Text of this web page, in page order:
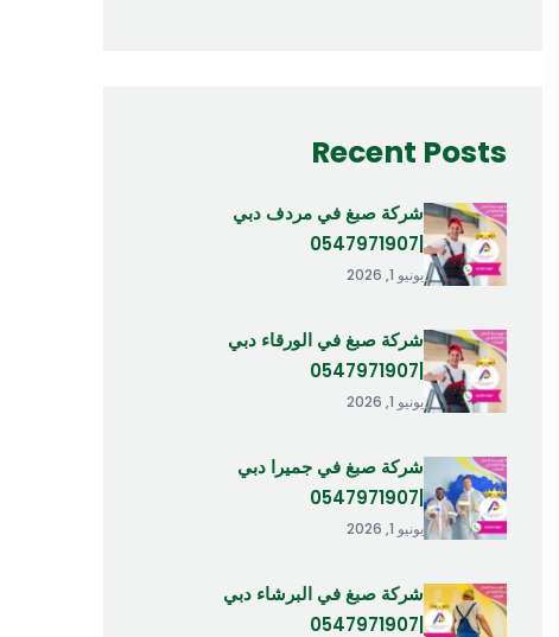
Recent Posts
شركة صبغ في مردف دبي
يونيو 1, 2026
شركة صبغ في الورقاء دبي
يونيو 1, 2026
شركة صبغ في جميرا دبي
يونيو 1, 2026
شركة صبغ في البرشاء دبي